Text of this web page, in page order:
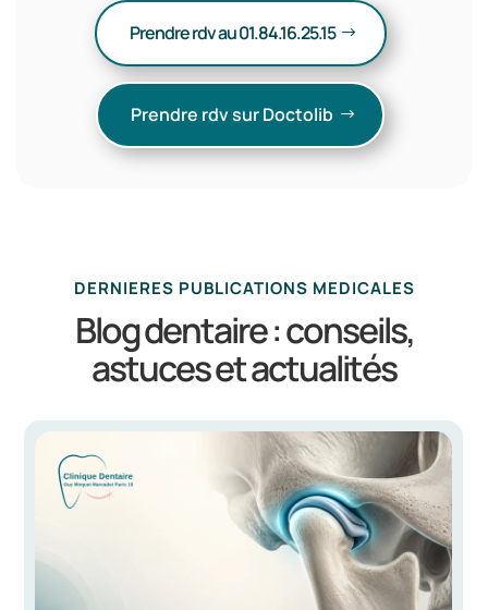
Prendre rdv au 01.84.16.25.15
Prendre rdv sur Doctolib
DERNIERES PUBLICATIONS MEDICALES
Blog dentaire : conseils,
astuces et actualités